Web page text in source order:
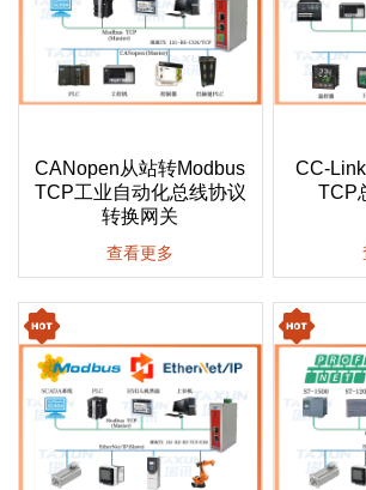
CANopen从站转Modbus
TCP工业自动化总线协议
转换网关
查看更多
CC-
TCP